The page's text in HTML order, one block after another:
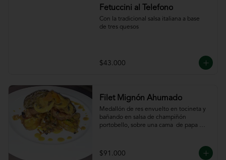
Fetuccini al Telefono
Con la tradicional salsa italiana a base
de tres quesos
$43.000
Filet Mignón Ahumado
Medallón de res envuelto en tocineta y
bañando en salsa de champiñón
portobello, sobre una cama  de papa
$91.000